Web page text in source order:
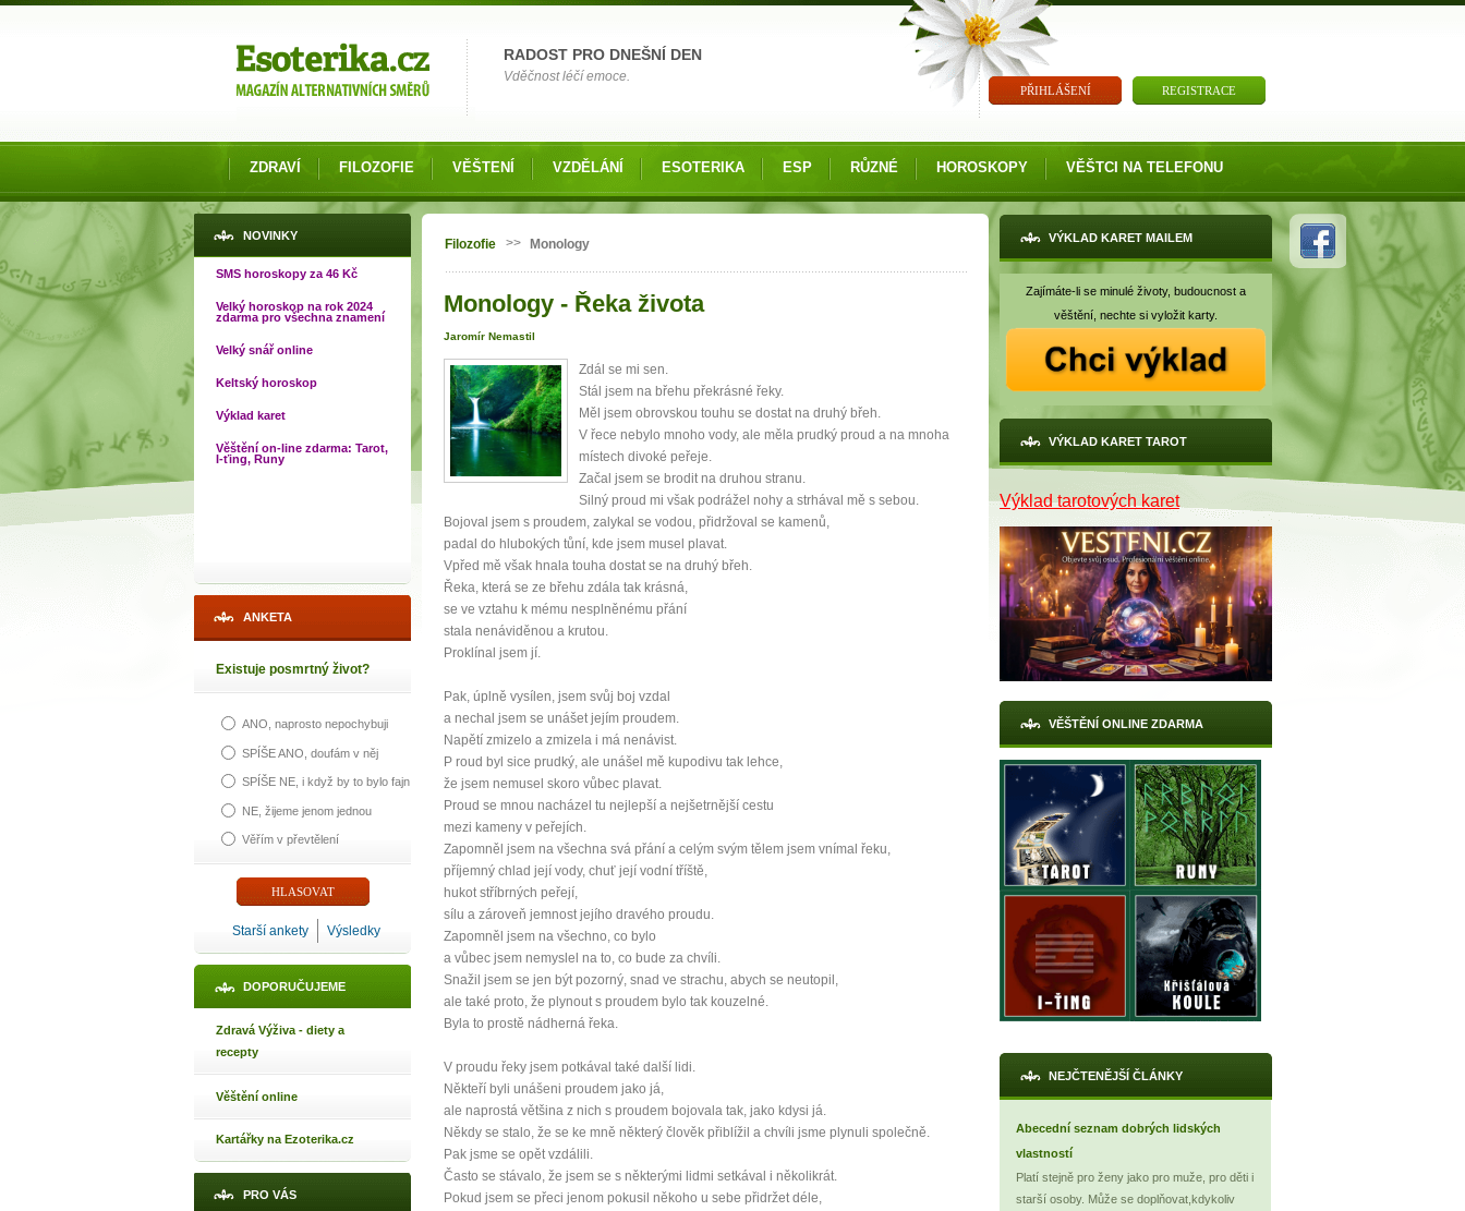
10 tipů pro zdravý a
plnohodnotný život
... všechny tipy zdarma.
Máte pocit, že jste unaveni hned jak ráno vstanete?
Nemusí to tak být - ZJISTĚTE ZDARMA!
Jak vnést do života rovnováhu
Jak být šťastnější
Nenávidíme spam stejně jako vy
X
RADOST PRO DNEŠNÍ DEN
Vděčnost léčí emoce.
PŘIHLÁŠENÍ REGISTRACE
ZDRAVÍ FILOZOFIE VĚŠTENÍ VZDĚLÁNÍ ESOTERIKA ESP RŮZNÉ HOROSKOPY VĚŠTCI NA TELEFONU
NOVINKY
SMS horoskopy za 46 Kč
Velký horoskop na rok 2024
zdarma pro všechna znamení
Velký snář online
Keltský horoskop
Výklad karet
Věštění on-line zdarma: Tarot,
I-ťing, Runy
ANKETA
Existuje posmrtný život?
ANO, naprosto nepochybuji
SPÍŠE ANO, doufám v něj
SPÍŠE NE, i když by to bylo fajn
NE, žijeme jenom jednou
Věřím v převtělení
Starší ankety Výsledky
DOPORUČUJEME
Zdravá Výživa - diety a
recepty
Věštění online
Kartářky na Ezoterika.cz
PRO VÁS
Jste zde
Filozofie >> Monology
Monology - Řeka života
Jaromír Nemastil
Zdál se mi sen.
Stál jsem na břehu překrásné řeky.
Měl jsem obrovskou touhu se dostat na druhý břeh.
V řece nebylo mnoho vody, ale měla prudký proud a na mnoha
místech divoké peřeje.
Začal jsem se brodit na druhou stranu.
Silný proud mi však podrážel nohy a strhával mě s sebou.
Bojoval jsem s proudem, zalykal se vodou, přidržoval se kamenů,
padal do hlubokých tůní, kde jsem musel plavat.
Vpřed mě však hnala touha dostat se na druhý břeh.
Řeka, která se ze břehu zdála tak krásná,
se ve vztahu k mému nesplněnému přání
stala nenáviděnou a krutou.
Proklínal jsem jí.
Pak, úplně vysílen, jsem svůj boj vzdal
a nechal jsem se unášet jejím proudem.
Napětí zmizelo a zmizela i má nenávist.
P roud byl sice prudký, ale unášel mě kupodivu tak lehce,
že jsem nemusel skoro vůbec plavat.
Proud se mnou nacházel tu nejlepší a nejšetrnější cestu
mezi kameny v peřejích.
Zapomněl jsem na všechna svá přání a celým svým tělem jsem vnímal řeku,
příjemný chlad její vody, chuť její vodní tříště,
hukot stříbrných peřejí,
sílu a zároveň jemnost jejího dravého proudu.
Zapomněl jsem na všechno, co bylo
a vůbec jsem nemyslel na to, co bude za chvíli.
Snažil jsem se jen být pozorný, snad ve strachu, abych se neutopil,
ale také proto, že plynout s proudem bylo tak kouzelné.
Byla to prostě nádherná řeka.
V proudu řeky jsem potkával také další lidi.
Někteří byli unášeni proudem jako já,
ale naprostá většina z nich s proudem bojovala tak, jako kdysi já.
Někdy se stalo, že se ke mně některý člověk přiblížil a chvíli jsme plynuli společně.
Pak jsme se opět vzdálili.
Často se stávalo, že jsem se s některými lidmi setkával i několikrát.
Pokud jsem se přeci jenom pokusil někoho u sebe přidržet déle,
VÝKLAD KARET MAILEM
Zajímáte-li se minulé životy, budoucnost a
věštění, nechte si vyložit karty.
VÝKLAD KARET TAROT
Výklad tarotových karet
VĚŠTĚNÍ ONLINE ZDARMA
NEJČTENĚJŠÍ ČLÁNKY
Abecední seznam dobrých lidských
vlastností
Platí stejně pro ženy jako pro muže, pro děti i
starší osoby. Může se doplňovat,kdykoliv